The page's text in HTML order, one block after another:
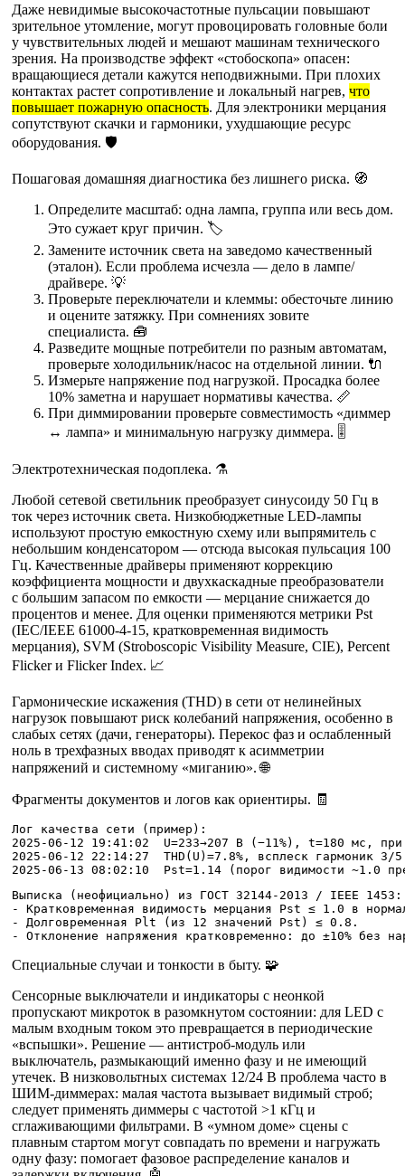
Даже невидимые высокочастотные пульсации повышают
зрительное утомление, могут провоцировать головные боли
у чувствительных людей и мешают машинам технического
зрения. На производстве эффект «стобоскопа» опасен:
вращающиеся детали кажутся неподвижными. При плохих
контактах растет сопротивление и локальный нагрев, что
повышает пожарную опасность. Для электроники мерцания
сопутствуют скачки и гармоники, ухудшающие ресурс
оборудования. 🛡️
Пошаговая домашняя диагностика без лишнего риска. 🧭
Определите масштаб: одна лампа, группа или весь дом.
Это сужает круг причин. 🏷️
Замените источник света на заведомо качественный
(эталон). Если проблема исчезла — дело в лампе/
драйвере. 💡
Проверьте переключатели и клеммы: обесточьте линию
и оцените затяжку. При сомнениях зовите
специалиста. 🧰
Разведите мощные потребители по разным автоматам,
проверьте холодильник/насос на отдельной линии. 🔌
Измерьте напряжение под нагрузкой. Просадка более
10% заметна и нарушает нормативы качества. 📏
При диммировании проверьте совместимость «диммер
↔ лампа» и минимальную нагрузку диммера. 🎚️
Электротехническая подоплека. ⚗️
Любой сетевой светильник преобразует синусоиду 50 Гц в
ток через источник света. Низкобюджетные LED‑лампы
используют простую емкостную схему или выпрямитель с
небольшим конденсатором — отсюда высокая пульсация 100
Гц. Качественные драйверы применяют коррекцию
коэффициента мощности и двухкаскадные преобразователи
с большим запасом по емкости — мерцание снижается до
процентов и менее. Для оценки применяются метрики Pst
(IEC/IEEE 61000‑4‑15, кратковременная видимость
мерцания), SVM (Stroboscopic Visibility Measure, CIE), Percent
Flicker и Flicker Index. 📈
Гармонические искажения (THD) в сети от нелинейных
нагрузок повышают риск колебаний напряжения, особенно в
слабых сетях (дачи, генераторы). Перекос фаз и ослабленный
ноль в трехфазных вводах приводят к асимметрии
напряжений и системному «миганию». 🌐
Фрагменты документов и логов как ориентиры. 🧾
Лог качества сети (пример):
2025-06-12 19:41:02  U=233→207 В (−11%), t=180 мс, при
2025-06-12 22:14:27  THD(U)=7.8%, всплеск гармоник 3/
Выписка (неофициально) из ГОСТ 32144-2013 / IEEE 1453:
- Кратковременная видимость мерцания Pst ≤ 1.0 в
- Долговременная Plt (из 12 значений Pst) ≤ 0.8.
Специальные случаи и тонкости в быту. 🧩
Сенсорные выключатели и индикаторы с неонкой
пропускают микроток в разомкнутом состоянии: для LED с
малым входным током это превращается в периодические
«вспышки». Решение — антистроб-модуль или
выключатель, размыкающий именно фазу и не имеющий
утечек. В низковольтных системах 12/24 В проблема часто в
ШИМ‑диммерах: малая частота вызывает видимый строб;
следует применять диммеры с частотой >1 кГц и
сглаживающими фильтрами. В «умном доме» сцены с
плавным стартом могут совпадать по времени и нагружать
одну фазу: помогает фазовое распределение каналов и